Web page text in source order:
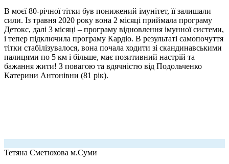
В моєї 80-річної тітки був понижений імунітет, її залишали
сили. Із травня 2020 року вона 2 місяці приймала програму
Детокс, далі 3 місяці – програму відновлення імунної системи,
і тепер підключила програму Кардіо. В результаті самопочуття
тітки стабілізувалося, вона почала ходити зі скандинавськими
палицями по 5 км і більше, має позитивний настрій та
бажання жити! З повагою та вдячністю від Подольченко
Катерини Антонівни (81 рік).
Тетяна Сметюхова м.Суми